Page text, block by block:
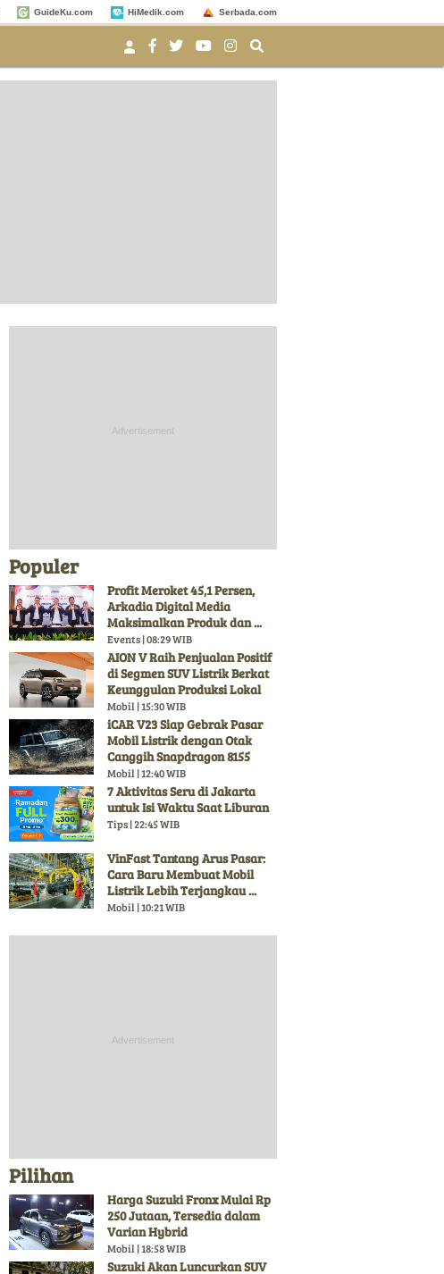
GuideKu.com HiMedik.com Serbada.com
Populer
Profit Meroket 45,1 Persen,
Arkadia Digital Media
Maksimalkan Produk dan ...
Events | 08:29 WIB
AION V Raih Penjualan Positif
di Segmen SUV Listrik Berkat
Keunggulan Produksi Lokal
Mobil | 15:30 WIB
iCAR V23 Siap Gebrak Pasar
Mobil Listrik dengan Otak
Canggih Snapdragon 8155
Mobil | 12:40 WIB
7 Aktivitas Seru di Jakarta
untuk Isi Waktu Saat Liburan
Tips | 22:45 WIB
VinFast Tantang Arus Pasar:
Cara Baru Membuat Mobil
Listrik Lebih Terjangkau ...
Mobil | 10:21 WIB
Pilihan
Harga Suzuki Fronx Mulai Rp
250 Jutaan, Tersedia dalam
Varian Hybrid
Mobil | 18:58 WIB
Suzuki Akan Luncurkan SUV